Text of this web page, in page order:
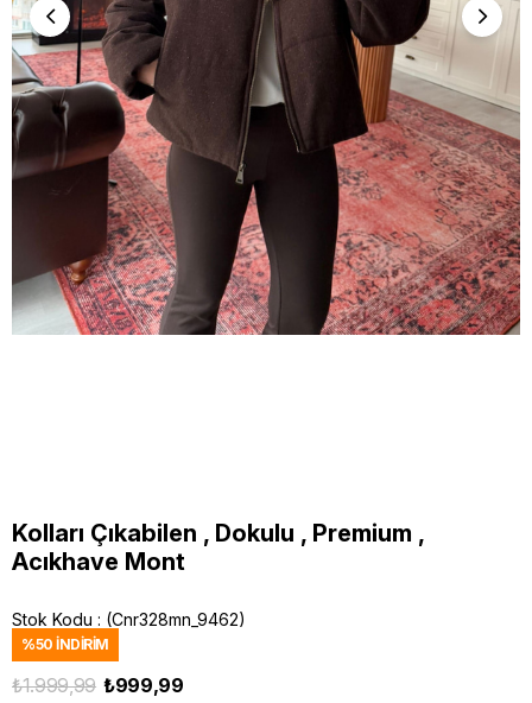
Kolları Çıkabilen , Dokulu , Premium ,
Acıkhave Mont
Stok Kodu (Cnr328mn_9462)
%50 İNDIRIM
₺1.999,99 ₺999,99